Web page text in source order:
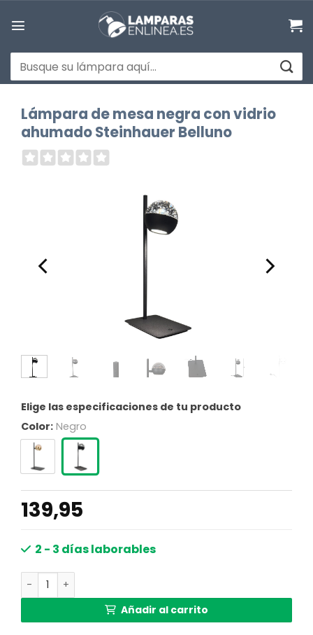
Buscar
por:
Lámpara de mesa negra con vidrio
ahumado Steinhauer Belluno
Elige las especificaciones de tu producto
Color: Negro
139,95
2 - 3 días laborables
Lámpara de mesa negra con vidrio ahumado
Añadir al carrito